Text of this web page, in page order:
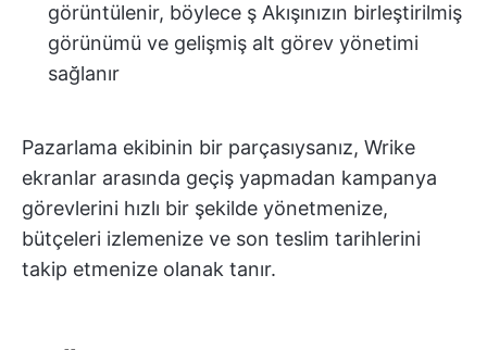
görüntülenir, böylece ş Akışınızın birleştirilmiş
görünümü ve gelişmiş alt görev yönetimi
sağlanır
Pazarlama ekibinin bir parçasıysanız, Wrike
ekranlar arasında geçiş yapmadan kampanya
görevlerini hızlı bir şekilde yönetmenize,
bütçeleri izlemenize ve son teslim tarihlerini
takip etmenize olanak tanır.